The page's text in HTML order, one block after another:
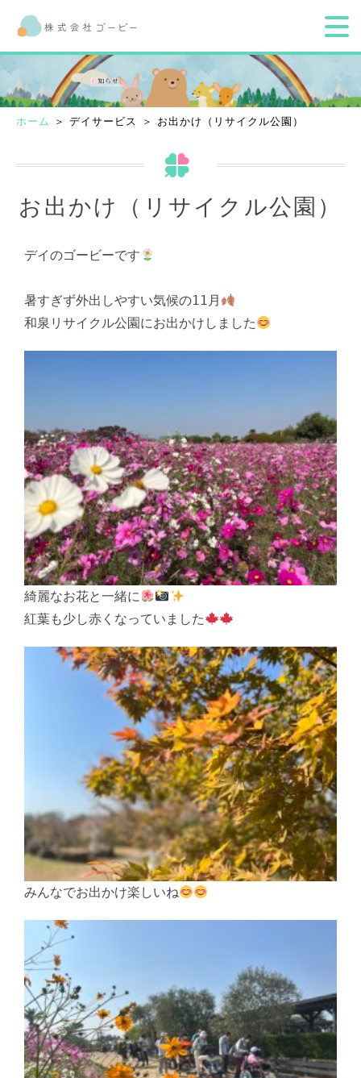
ホーム ＞ デイサービス ＞ お出かけ（リサイクル公園）
お出かけ（リサイクル公園）
デイのゴービーです
暑すぎず外出しやすい気候の11月
和泉リサイクル公園にお出かけしました
綺麗なお花と一緒に
紅葉も少し赤くなっていました
みんなでお出かけ楽しいね